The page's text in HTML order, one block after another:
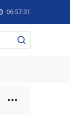
06:57:31